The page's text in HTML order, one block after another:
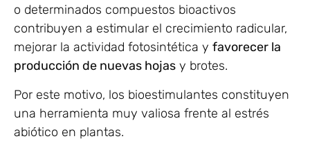
o determinados compuestos bioactivos
contribuyen a estimular el crecimiento radicular,
mejorar la actividad fotosintética y favorecer la
producción de nuevas hojas y brotes.
Por este motivo, los bioestimulantes constituyen
una herramienta muy valiosa frente al estrés
abiótico en plantas.